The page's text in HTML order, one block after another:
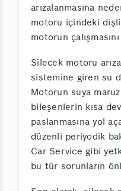
arızalanmasına
motoru içindeki
motorun
Silecek motoru
sistemine giren su
Motorun suya
bileşenlerin kısa
paslanmasına yol
düzenli periyodik
Car Service gibi
bu tür sorunların